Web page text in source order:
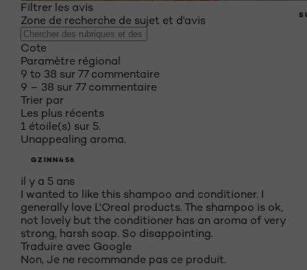
Filtrer les avis
Zone de recherche de sujet et d'avis
Cote
Paramètre régional
9 to 38 sur 77 commentaire
9 – 38 sur 77 commentaire
Trier par
Les plus récents
1 étoile(s) sur 5.
Unappealing aroma.
GZINN456
il y a 5 ans
I wanted to like this shampoo and conditioner. I
generally love L'Oreal products. The shampoo is ok,
not lovely but the conditioner has an aroma of very
strong, harsh soap. So disappointing.
Traduire avec Google
Non, Je ne recommande pas ce produit.